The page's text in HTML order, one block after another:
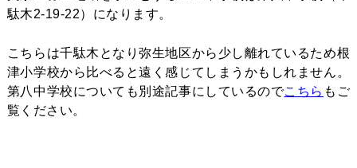
駄木2-19-22）になります。
こちらは千駄木となり弥生地区から少し離れているため根
津小学校から比べると遠く感じてしまうかもしれません。
第八中学校についても別途記事にしているのでこちら もご
覧ください。